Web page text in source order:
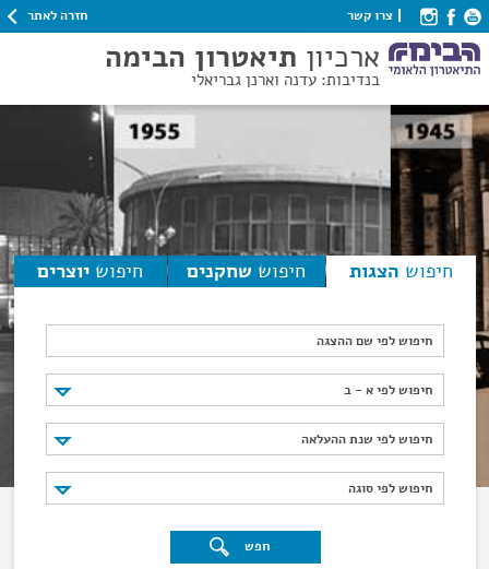
צרו קשר חזרה לאתר
ארכיון תיאטרון הבימה
בנדיבות: עדנה וארנן גבריאלי
חיפוש הצגות חיפוש שחקנים חיפוש יוצרים
חיפוש לפי שם ההצגה
חיפוש לפי א - ב
חיפוש לפי א - ב
חיפוש לפי שנת ההעלאה
חיפוש לפי שנת ההעלאה
חיפוש לפי סוגה
חיפוש לפי סוגה
חפש